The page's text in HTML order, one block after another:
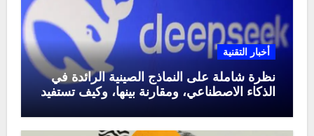
أخبار التقنية
نظرة شاملة على النماذج الصينية الرائدة في
الذكاء الاصطناعي، ومقارنة بينها، وكيف تستفيد